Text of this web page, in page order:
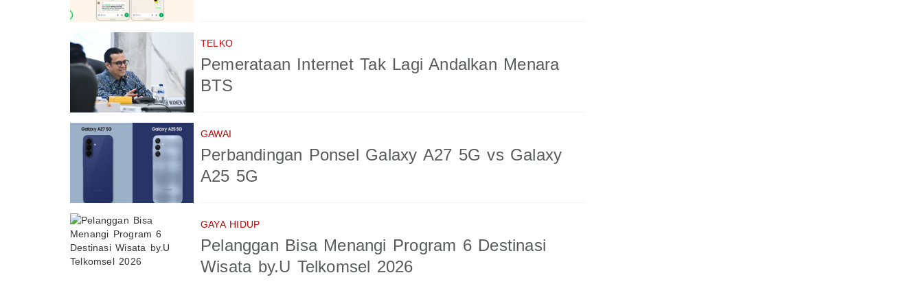
TELKO
Pemerataan Internet Tak Lagi Andalkan Menara
BTS
GAWAI
Perbandingan Ponsel Galaxy A27 5G vs Galaxy
A25 5G
GAYA HIDUP
Pelanggan Bisa Menangi Program 6 Destinasi
Wisata by.U Telkomsel 2026